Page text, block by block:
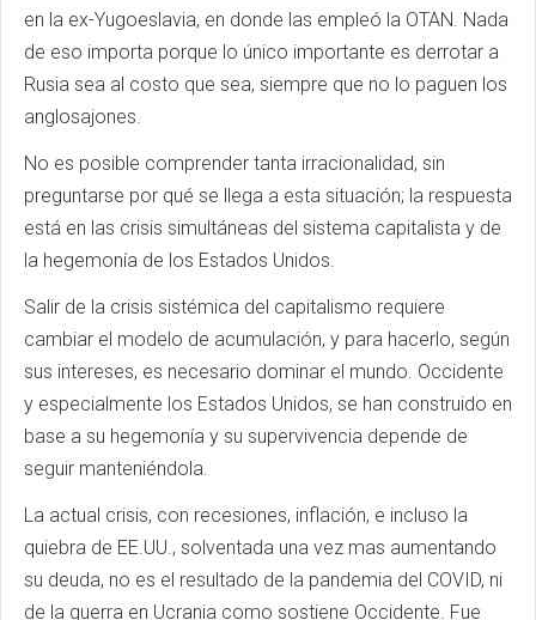
en la ex-Yugoeslavia, en donde las empleó la OTAN. Nada
de eso importa porque lo único importante es derrotar a
Rusia sea al costo que sea, siempre que no lo paguen los
anglosajones.
No es posible comprender tanta irracionalidad, sin
preguntarse por qué se llega a esta situación; la respuesta
está en las crisis simultáneas del sistema capitalista y de
la hegemonía de los Estados Unidos.
Salir de la crisis sistémica del capitalismo requiere
cambiar el modelo de acumulación, y para hacerlo, según
sus intereses, es necesario dominar el mundo. Occidente
y especialmente los Estados Unidos, se han construido en
base a su hegemonía y su supervivencia depende de
seguir manteniéndola.
La actual crisis, con recesiones, inflación, e incluso la
quiebra de EE.UU., solventada una vez mas aumentando
su deuda, no es el resultado de la pandemia del COVID, ni
de la guerra en Ucrania como sostiene Occidente. Fue